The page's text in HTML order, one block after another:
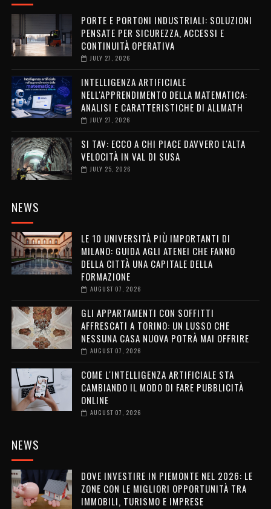
PORTE E PORTONI INDUSTRIALI: SOLUZIONI
PENSATE PER SICUREZZA, ACCESSI E
CONTINUITÀ OPERATIVA
JULY 27, 2026
INTELLIGENZA ARTIFICIALE
NELL'APPRENDIMENTO DELLA MATEMATICA:
ANALISI E CARATTERISTICHE DI ALLMATH
JULY 27, 2026
SI TAV: ECCO A CHI PIACE DAVVERO L'ALTA
VELOCITÀ IN VAL DI SUSA
JULY 25, 2026
NEWS
LE 10 UNIVERSITÀ PIÙ IMPORTANTI DI
MILANO: GUIDA AGLI ATENEI CHE FANNO
DELLA CITTÀ UNA CAPITALE DELLA
FORMAZIONE
AUGUST 07, 2026
GLI APPARTAMENTI CON SOFFITTI
AFFRESCATI A TORINO: UN LUSSO CHE
NESSUNA CASA NUOVA POTRÀ MAI OFFRIRE
AUGUST 07, 2026
COME L'INTELLIGENZA ARTIFICIALE STA
CAMBIANDO IL MODO DI FARE PUBBLICITÀ
ONLINE
AUGUST 07, 2026
NEWS
DOVE INVESTIRE IN PIEMONTE NEL 2026: LE
ZONE CON LE MIGLIORI OPPORTUNITÀ TRA
IMMOBILI, TURISMO E IMPRESE